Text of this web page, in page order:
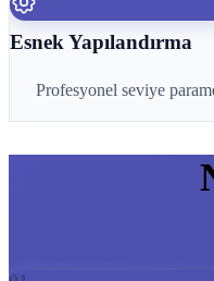
Esnek Yapılandırma
Profesyonel seviye